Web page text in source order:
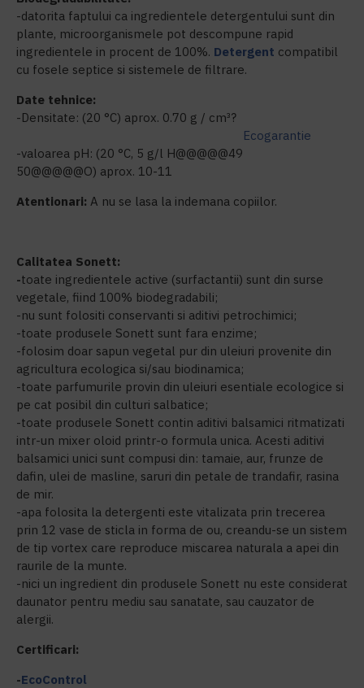
-datorita faptului ca ingredientele detergentului sunt din
plante, microorganismele pot descompune rapid
ingredientele in procent de 100%. Detergent compatibil
cu fosele septice si sistemele de filtrare.
Date tehnice:
-Densitate: (20 °C) aprox. 0.70 g / cm³?
-valoarea pH: (20 °C, 5 g/l H@@@@@49
Ecogarantie
50@@@@@O) aprox. 10-11
Atentionari: A nu se lasa la indemana copiilor.
Calitatea Sonett:
-toate ingredientele active (surfactantii) sunt din surse
vegetale, fiind 100% biodegradabili;
-nu sunt folositi conservanti si aditivi petrochimici;
-toate produsele Sonett sunt fara enzime;
-folosim doar sapun vegetal pur din uleiuri provenite din
agricultura ecologica si/sau biodinamica;
-toate parfumurile provin din uleiuri esentiale ecologice si
pe cat posibil din culturi salbatice;
-toate produsele Sonett contin aditivi balsamici ritmatizati
intr-un mixer oloid printr-o formula unica. Acesti aditivi
balsamici unici sunt compusi din: tamaie, aur, frunze de
dafin, ulei de masline, saruri din petale de trandafir, rasina
de mir.
-apa folosita la detergenti este vitalizata prin trecerea
prin 12 vase de sticla in forma de ou, creandu-se un sistem
de tip vortex care reproduce miscarea naturala a apei din
raurile de la munte.
-nici un ingredient din produsele Sonett nu este considerat
daunator pentru mediu sau sanatate, sau cauzator de
alergii.
Certificari:
-EcoControl